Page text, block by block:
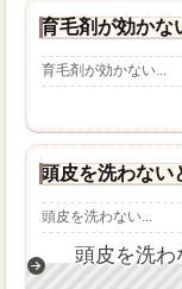
育毛剤が効かな
育毛剤が効かない...
頭皮を洗わない
頭皮を洗わない...
頭皮を洗わ